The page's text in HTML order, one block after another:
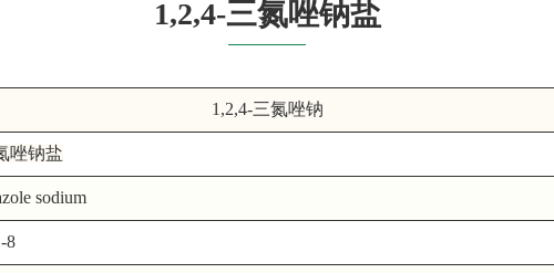
1,2,4-三氮唑钠盐
1,2,4-三氮唑钠
唑钠盐
sodium
8